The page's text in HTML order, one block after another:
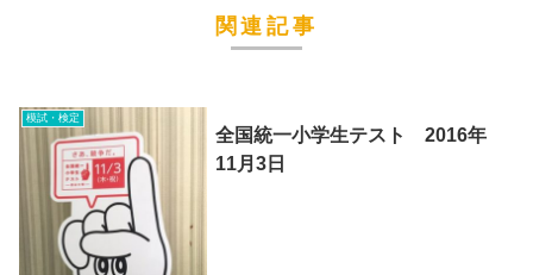
関連記事
模試・検定
全国統一小学生テスト 2016年
11月3日